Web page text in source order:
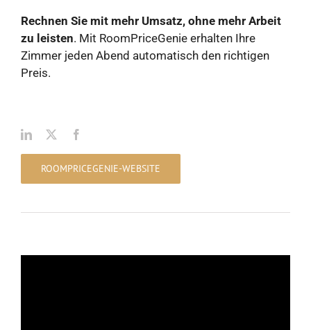
Rechnen Sie mit mehr Umsatz, ohne mehr Arbeit
zu leisten. Mit RoomPriceGenie erhalten Ihre
Zimmer jeden Abend automatisch den richtigen
Preis.
ROOMPRICEGENIE-WEBSITE